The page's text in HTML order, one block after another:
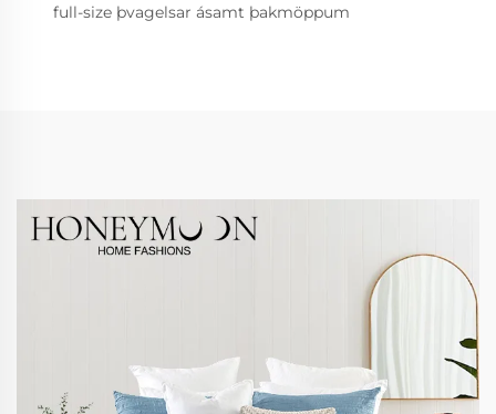
full-size þvagelsar ásamt þakmöppum